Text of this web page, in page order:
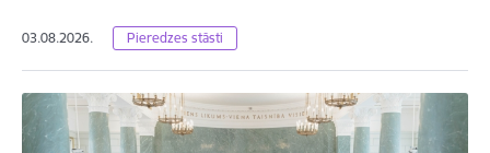
03.08.2026. Pieredzes stāsti